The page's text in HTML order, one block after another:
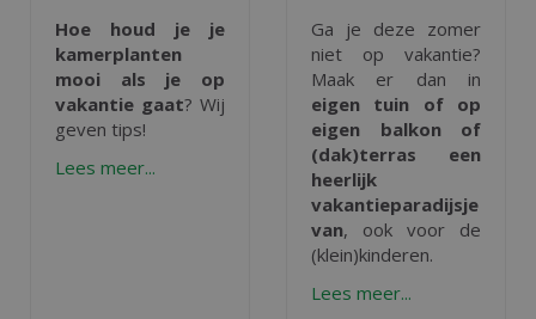
Hoe houd je je
kamerplanten
mooi als je op
vakantie gaat? Wij
geven tips!
Lees meer...
Ga je deze zomer
niet op vakantie?
Maak er dan in
eigen tuin of op
eigen balkon of
(dak)terras een
heerlijk
vakantieparadijsje
van, ook voor de
(klein)kinderen.
Lees meer...